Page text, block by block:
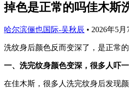
掉色是正常的吗佳木斯
哈尔滨俪也国际-吴秋辰 • 2026年5月
洗纹身后颜色反而变深了，是正常
一、洗完纹身颜色变深，很多人吓
在佳木斯，很多人洗完纹身后发现